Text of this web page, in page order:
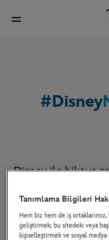
#Disney
Disney ile hikaye
dinleyeceğiniz en
tadını çıkarın!
Tanımlama Bilgileri
Hem biz hem de iş
geliştirmek; bu sitedeki veya
kişiselleştirmek ve sosyal